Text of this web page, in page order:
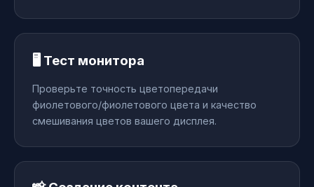
🖥️ Тест монитора
Проверьте точность цветопередачи
фиолетового/фиолетового цвета и качество
смешивания цветов вашего дисплея.